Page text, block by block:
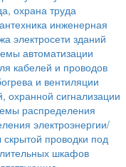
охрана труда
инженерная
электросети зданий
автоматизации
кабелей и проводов
и вентиляции
сигнализации
распределения
электроэнергии/
проводки под
шкафов